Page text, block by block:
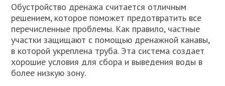
Обустройство дренажа считается отличным
решением, которое поможет предотвратить все
перечисленные проблемы. Как правило, частные
участки защищают с помощью дренажной канавы,
в которой укреплена труба. Эта система создает
хорошие условия для сбора и выведения воды в
более низкую зону.